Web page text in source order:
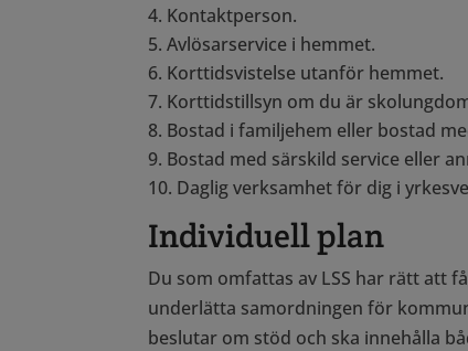
Kontaktperson.
Avlösarservice i hemmet.
Korttidsvistelse utanför hemmet.
Korttidstillsyn om du är
Bostad i familjehem eller bostad
Bostad med särskild service eller
Daglig verksamhet för dig i
Individuell plan
Du som omfattas av LSS har rätt att
underlätta samordningen för
beslutar om stöd och ska innehålla